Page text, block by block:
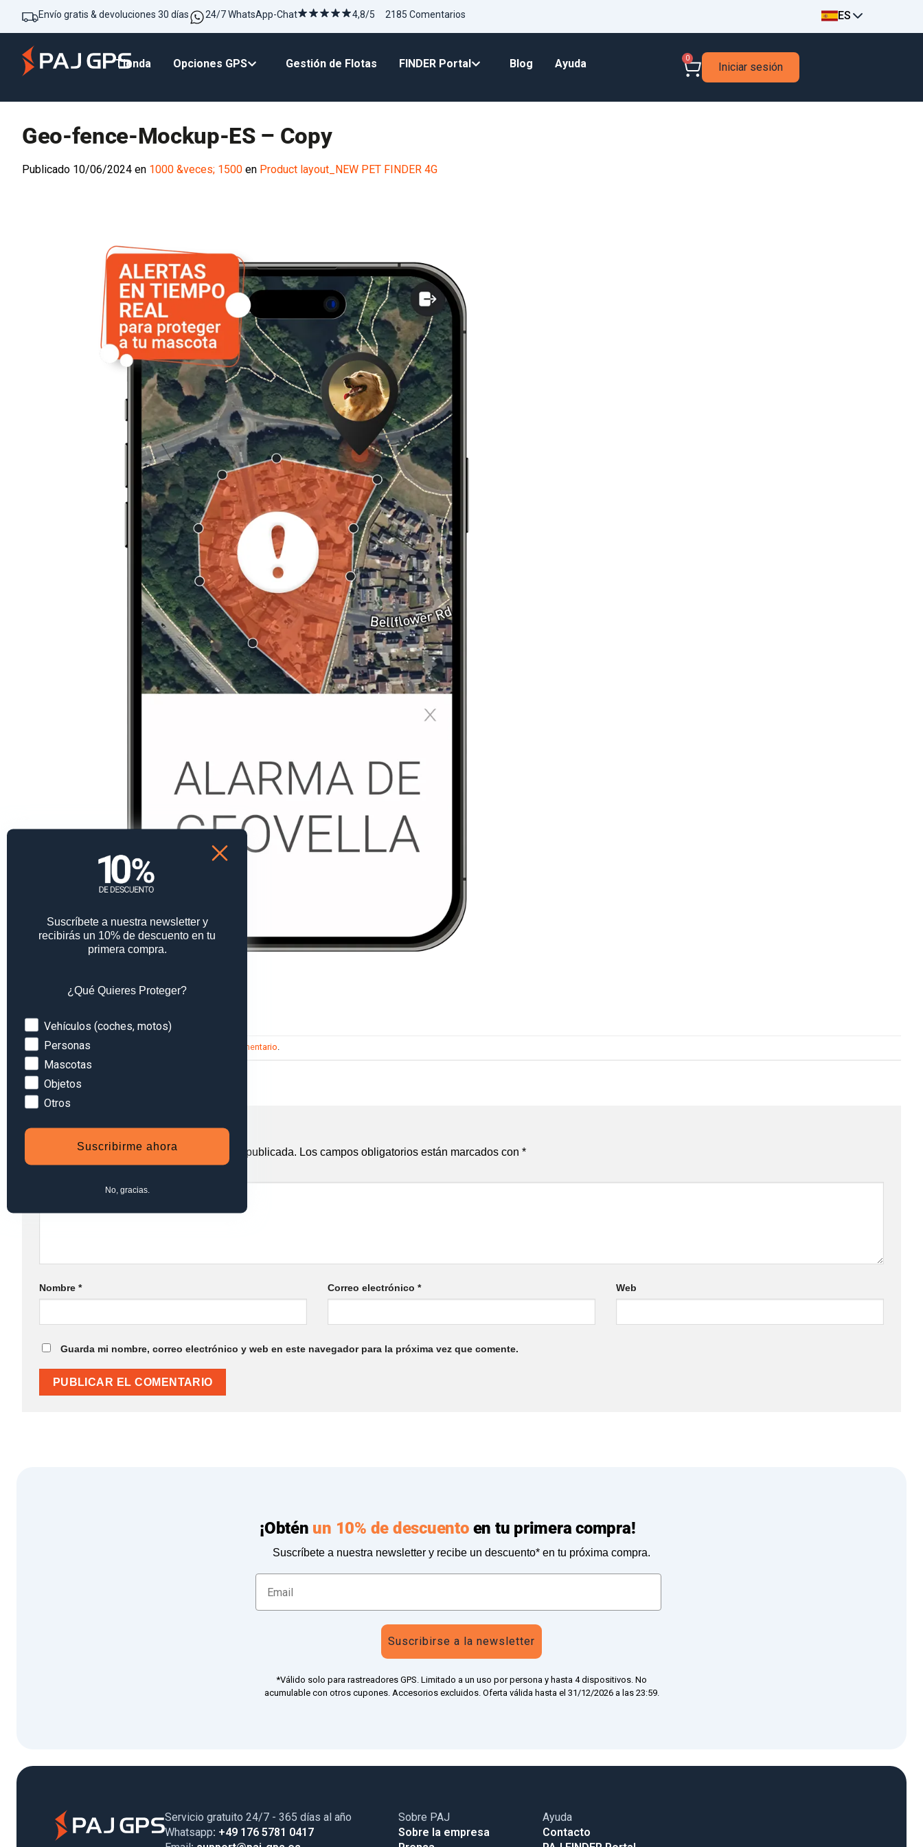
Envío gratis & devoluciones 30 días 24/7 WhatsApp-Chat 4,8/5 2185 Comentarios ES
Tienda Opciones GPS Gestión de Flotas FINDER Portal Blog Ayuda 0
Iniciar sesión
Geo-fence-Mockup-ES – Copy
Publicado 10/06/2024 en 1000 &veces; 1500 en Product layout_NEW PET FINDER 4G
Trackbacks están cerrados, pero puedes publicar un comentario
←Anterior
Siguiente→
Deja una respuesta
Tu dirección de correo electrónico no será publicada. Los campos obligatorios están marcados con *
Nombre * Correo electrónico * Web
Guarda mi nombre, correo electrónico y web en este navegador para la próxima vez que comente.
¡Obtén un 10% de descuentoen tu primera compra!
Suscríbete a nuestra newsletter y recibe un descuento* en tu próxima compra.
Suscribirse a la newsletter
*Válido solo para rastreadores GPS. Limitado a un uso por persona y hasta 4 dispositivos. No
acumulable con otros cupones. Accesorios excluidos. Oferta válida hasta el 31/12/2026 a las 23:59.
Servicio gratuito 24/7 - 365 días al año
Whatsapp: +49 176 5781 0417
Sobre PAJ
Sobre la empresa
Ayuda
Contacto
Suscríbete a nuestra newsletter y
recibirás un 10% de descuento en tu
primera compra.
¿Qué Quieres Proteger?
Devices
Vehículos (coches, motos)
Personas
Mascotas
Objetos
Otros
Suscribirme ahora
No, gracias.